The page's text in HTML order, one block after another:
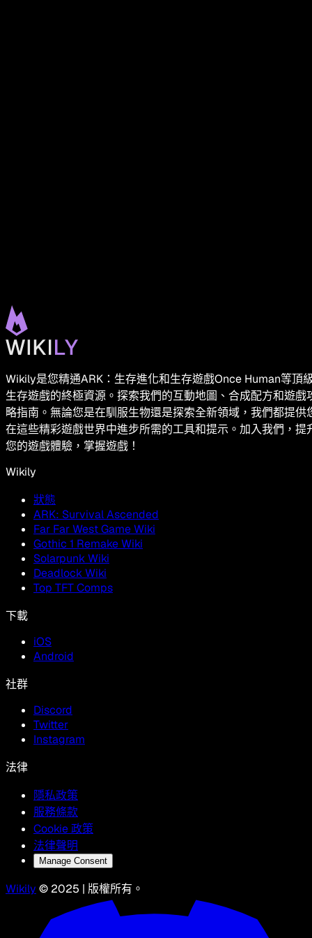
Wikily是您精通ARK：生存進化和生存遊戲Once Human等頂
生存遊戲的終極資源。探索我們的互動地圖、合成配方和遊戲
略指南。無論您是在馴服生物還是探索全新領域，我們都提供
在這些精彩遊戲世界中進步所需的工具和提示。加入我們，提
您的遊戲體驗，掌握遊戲！
Wikily
狀態
ARK: Survival Ascended
Far Far West Game Wiki
Gothic 1 Remake Wiki
Solarpunk Wiki
Deadlock Wiki
Top TFT Comps
下載
iOS
Android
社群
Discord
Twitter
Instagram
法律
隱私政策
服務條款
Cookie 政策
法律聲明
Manage Consent
Wikily © 2025 | 版權所有。